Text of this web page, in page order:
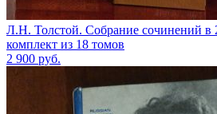
Л.Н. Толстой. Собрание сочинений в
комплект из 18 томов
2 900 руб.